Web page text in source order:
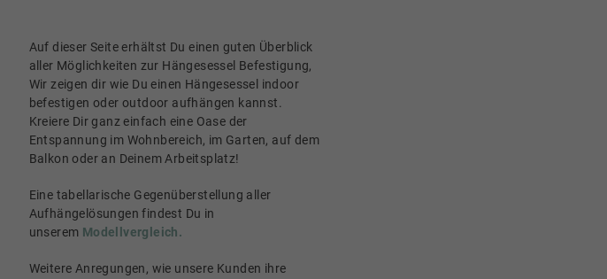
Auf dieser Seite erhältst Du einen guten Überblick
aller Möglichkeiten zur Hängesessel Befestigung,
Wir zeigen dir wie Du einen Hängesessel indoor
befestigen oder outdoor aufhängen kannst.
Kreiere Dir ganz einfach eine Oase der
Entspannung im Wohnbereich, im Garten, auf dem
Balkon oder an Deinem Arbeitsplatz!
Eine tabellarische Gegenüberstellung aller
Aufhängelösungen findest Du in
unserem Modellvergleich.
Weitere Anregungen, wie unsere Kunden ihre